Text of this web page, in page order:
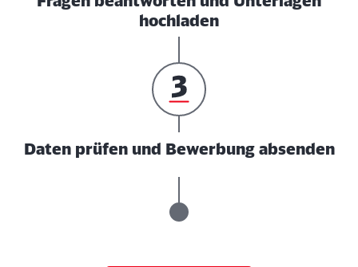
hochladen
Daten prüfen und Bewerbung absenden